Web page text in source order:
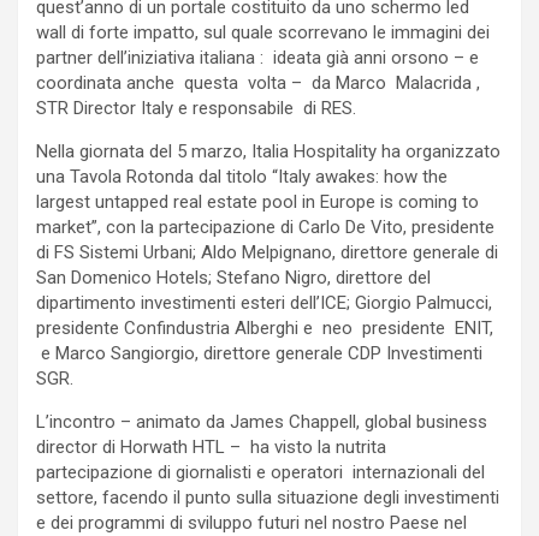
quest’anno di un portale costituito da uno schermo led
wall di forte impatto, sul quale scorrevano le immagini dei
partner dell’iniziativa italiana : ideata già anni orsono – e
coordinata anche questa volta – da Marco Malacrida ,
STR Director Italy e responsabile di RES.
Nella giornata del 5 marzo, Italia Hospitality ha organizzato
una Tavola Rotonda dal titolo “Italy awakes: how the
largest untapped real estate pool in Europe is coming to
market”, con la partecipazione di Carlo De Vito, presidente
di FS Sistemi Urbani; Aldo Melpignano, direttore generale di
San Domenico Hotels; Stefano Nigro, direttore del
dipartimento investimenti esteri dell’ICE; Giorgio Palmucci,
presidente Confindustria Alberghi e neo presidente ENIT,
e Marco Sangiorgio, direttore generale CDP Investimenti
SGR.
L’incontro – animato da James Chappell, global business
director di Horwath HTL – ha visto la nutrita
partecipazione di giornalisti e operatori internazionali del
settore, facendo il punto sulla situazione degli investimenti
e dei programmi di sviluppo futuri nel nostro Paese nel